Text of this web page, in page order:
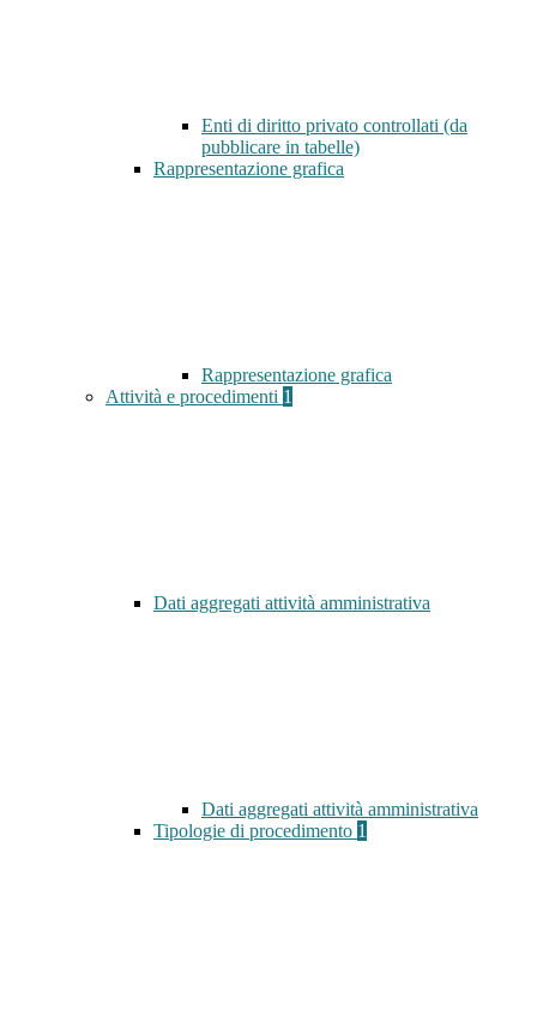
Enti di diritto privato controllati (da
pubblicare in tabelle)
Rappresentazione grafica
Rappresentazione grafica
Attività e procedimenti 1
Dati aggregati attività amministrativa
Dati aggregati attività amministrativa
Tipologie di procedimento 1